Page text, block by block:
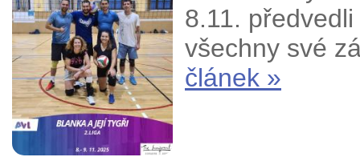
8.11.
všechny své
článek »